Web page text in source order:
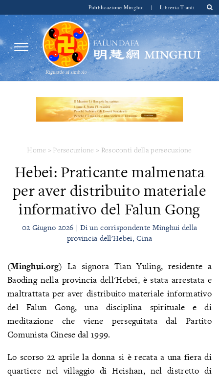
Pubblicazione Minghui | Libreria Tianti
Home > Persecuzione > Resoconti della persecuzione
Hebei: Praticante malmenata
per aver distribuito materiale
informativo del Falun Gong
02 Giugno 2026 | Di un corrispondente Minghui della
provincia dell'Hebei, Cina
(Minghui.org) La signora Tian Yuling, residente a
Baoding nella provincia dell'Hebei, è stata arrestata e
maltrattata per aver distribuito materiale informativo
del Falun Gong, una disciplina spirituale e di
meditazione che viene perseguitata dal Partito
Comunista Cinese dal 1999.
Lo scorso 22 aprile la donna si è recata a una fiera di
quartiere nel villaggio di Heishan, nel distretto di